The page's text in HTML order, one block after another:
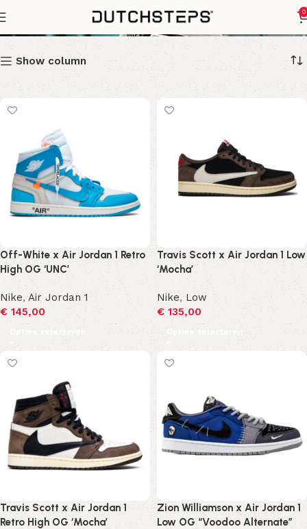
0
x Air Jordan 1
Show column
Off-White x Air Jordan 1 Retro
High OG ‘UNC’
Nike,Air Jordan 1
€145,00
Opties selecteren
Travis Scott x Air Jordan 1 Low
‘Mocha’
Nike,Low
€ 135,00
Opties selecteren
Travis Scott x Air Jordan 1
Retro High OG ‘Mocha’
Zion Williamson x Air Jordan 1
Low OG “Voodoo Alternate”